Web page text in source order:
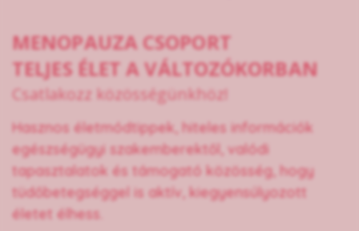
MENOPAUZA CSOPORT
TELJES ÉLET A VÁLTOZÓKORBAN
Csatlakozz közösségünkhöz!
Hasznos életmódtippek, hiteles információk
egészségügyi szakemberektől, valódi
tapasztalatok és támogató közösség, hogy
tüdőbetegséggel is aktív, kiegyensúlyozott
életet élhess.